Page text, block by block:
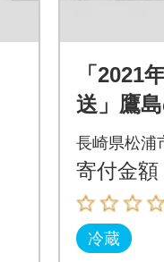
「2021
送」鷹
タイ(約
長崎県松浦
寄付金額
冷蔵